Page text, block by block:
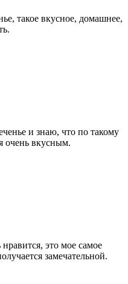
такое вкусное, домашнее,
и знаю, что по такому
очень вкусным.
это мое самое
замечательной.